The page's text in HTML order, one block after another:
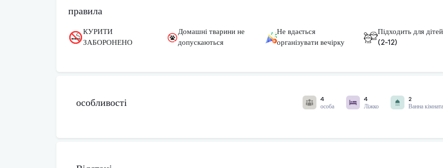
правила
КУРИТИ
ЗАБОРОНЕНО
Домашні тварини не
допускаються
Не вдається
організувати вечірку
Підходить для дітей
(2-12)
особливості
4
особа
4
Ліжко
2
Ванна кімната